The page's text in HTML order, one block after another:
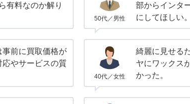
有料なのか解り
50代／男性
部からインタ
にしてほしい。
前に買取価格が
やサービスの質
40代／女性
綺麗に見せる
ヤにワックス
かった。